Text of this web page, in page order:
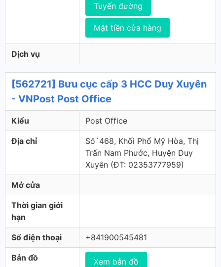
Tuyến đường
Mặt tiền cửa hàng
Dịch vụ
[562721] Bưu cục cấp 3 HCC Duy Xuyên
- VNPost Post Office
Kiểu Post Office
Địa chỉ
Sô´468, Khối Phố Mỹ Hòa, Thị
Trấn Nam Phước, Huyện Duy
Xuyên (ÐT: 02353777959)
Mở cửa
Thời gian giới
hạn
Số điện thoại +841900545481
Bản đồ Xem bản đồ